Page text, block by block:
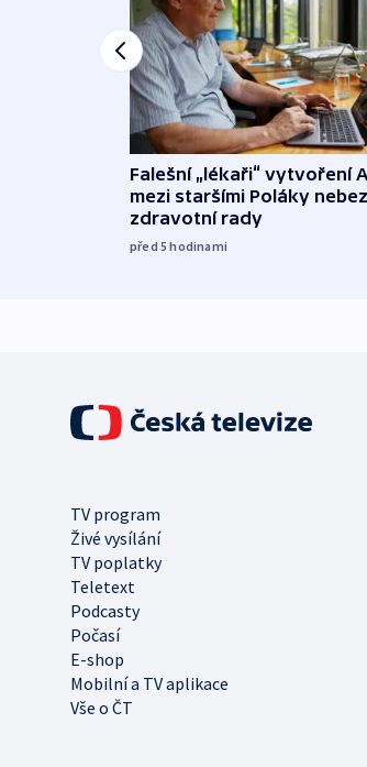
Falešní „lékaři“ vytvoření
mezi staršími Poláky
zdravotní rady
před 5hodinami
TV program
Živé vysílání
TV poplatky
Teletext
Podcasty
Počasí
E-shop
Mobilní a TV aplikace
Vše o ČT